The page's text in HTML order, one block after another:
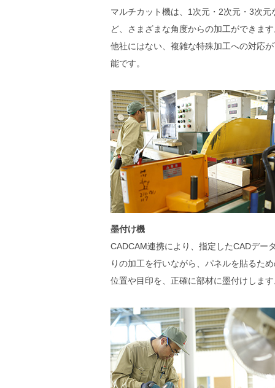
マルチカット機は、1次元・2次元・3次元
ど、さまざまな角度からの加工ができま
他社にはない、複雑な特殊加工への対応
能です。
墨付け機
CADCAM連携により、指定したCADデー
りの加工を行いながら、パネルを貼るた
位置や目印を、正確に部材に墨付けしま